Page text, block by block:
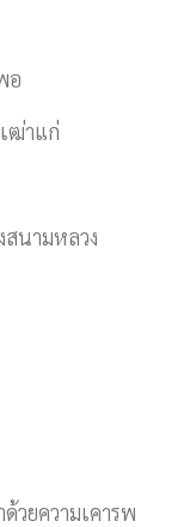
อ
ฒ่าแก่
นามหลวง
ยความเคารพ